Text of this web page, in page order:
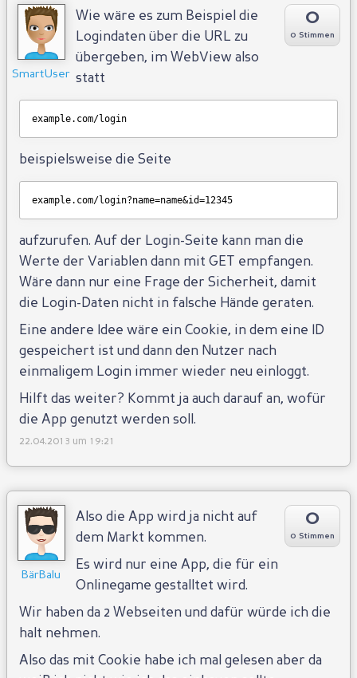
SmartUser
0
0 Stimmen
Wie wäre es zum Beispiel die
Logindaten über die URL zu
übergeben, im WebView also
statt
example.com/login
beispielsweise die Seite
example.com/login?name=name&id=12345
aufzurufen. Auf der Login-Seite kann man die
Werte der Variablen dann mit GET empfangen.
Wäre dann nur eine Frage der Sicherheit, damit
die Login-Daten nicht in falsche Hände geraten.
Eine andere Idee wäre ein Cookie, in dem eine ID
gespeichert ist und dann den Nutzer nach
einmaligem Login immer wieder neu einloggt.
Hilft das weiter? Kommt ja auch darauf an, wofür
die App genutzt werden soll.
22.04.2013 um 19:21
BärBalu
0
0 Stimmen
Also die App wird ja nicht auf
dem Markt kommen.
Es wird nur eine App, die für ein
Onlinegame gestalltet wird.
Wir haben da 2 Webseiten und dafür würde ich die
halt nehmen.
Also das mit Cookie habe ich mal gelesen aber da